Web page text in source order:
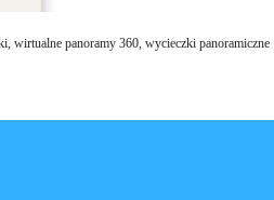
wirtualne panoramy 360, wycieczki panoramiczne